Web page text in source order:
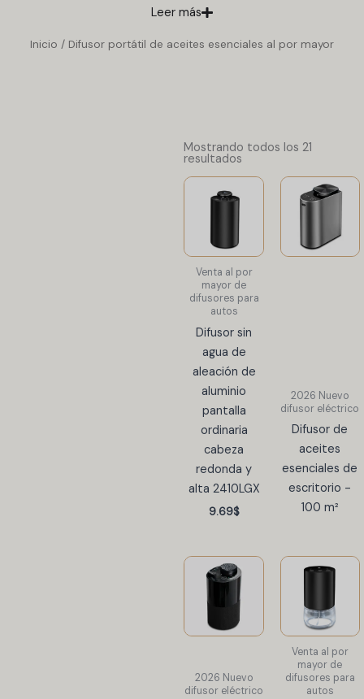
Leer más
Inicio / Difusor portátil de aceites esenciales al por mayor
Mostrando todos los 21
resultados
Venta al por
mayor de
difusores para
autos
Difusor sin
agua de
aleación de
aluminio
pantalla
ordinaria
cabeza
redonda y
alta 2410LGX
9.69$
2026 Nuevo
difusor eléctrico
Difusor de
aceites
esenciales de
escritorio -
100 m²
2026 Nuevo
difusor eléctrico
Venta al por
mayor de
difusores para
autos